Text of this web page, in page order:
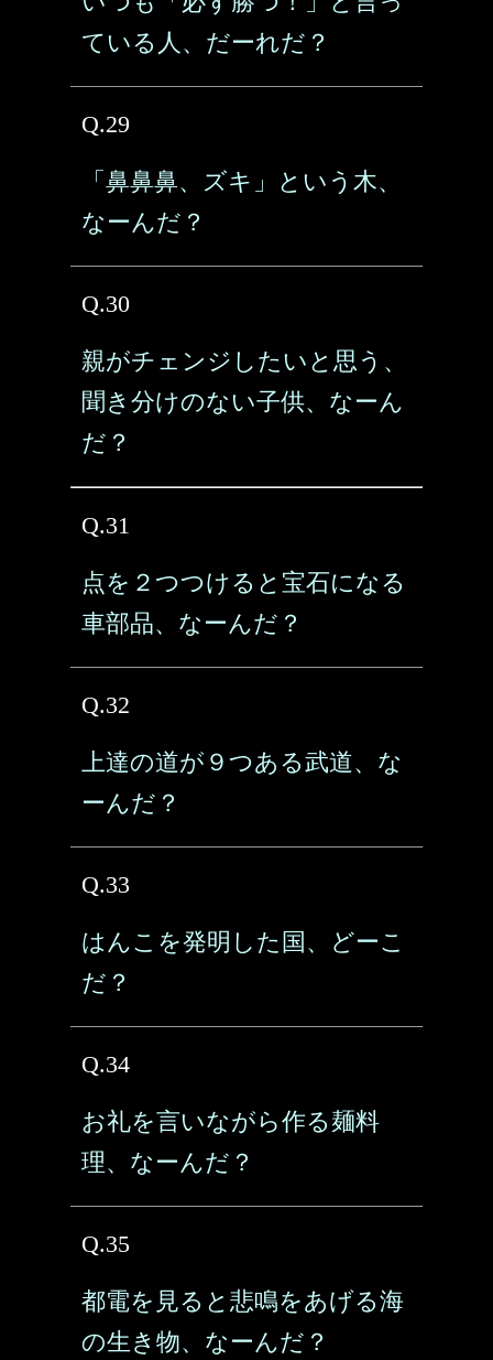
ている人、だーれだ？
Q.29
「鼻鼻鼻、ズキ」という木、
なーんだ？
Q.30
親がチェンジしたいと思う、
聞き分けのない子供、なーん
だ？
Q.31
点を２つつけると宝石になる
車部品、なーんだ？
Q.32
上達の道が９つある武道、な
ーんだ？
Q.33
はんこを発明した国、どーこ
だ？
Q.34
お礼を言いながら作る麺料
理、なーんだ？
Q.35
都電を見ると悲鳴をあげる海
の生き物、なーんだ？